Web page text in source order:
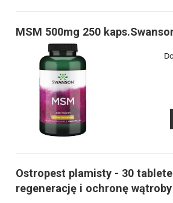
MSM 500mg 250
Ostropest plamisty - 30
regenerację i ochronę wątroby